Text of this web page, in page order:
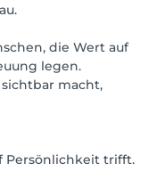
die Wert auf
legen.
macht,
Persönlichkeit trifft.